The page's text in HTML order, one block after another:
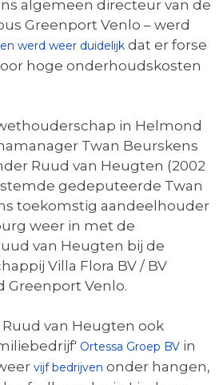
algemeen directeur van de
Greenport Venlo – werd
werd weer duidelijk dat er forse
hoge onderhoudskosten
in Helmond
Twan Beurskens
Ruud van Heugten (2002
stemde gedeputeerde Twan
toekomstig aandeelhouder
weer in met de
van Heugten bij de
Villa Flora BV / BV
Greenport Venlo.
Ruud van Heugten ook
Ortessa Groep BV in
vijf bedrijven onder hangen,